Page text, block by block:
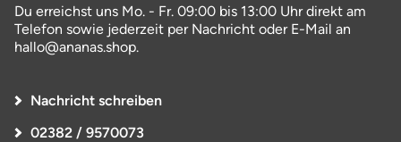
Du erreichst uns Mo. - Fr. 09:00 bis 13:00 Uhr direkt am
Telefon sowie jederzeit per Nachricht oder E-Mail an
hallo@ananas.shop.
Nachricht schreiben
02382 / 9570073